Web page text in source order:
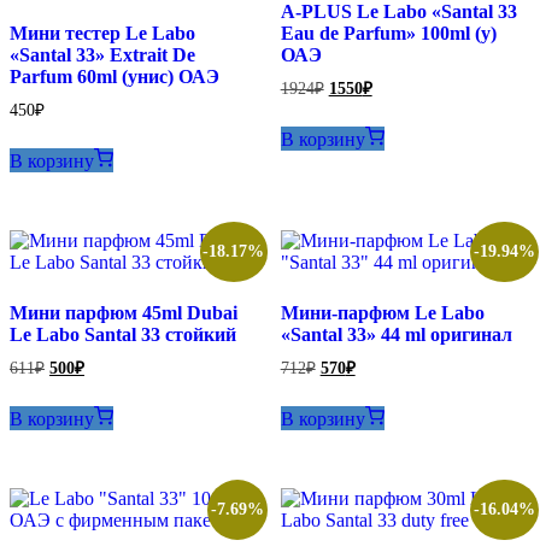
Мини тестер Le Labo
«Santal 33» Extrait De
Parfum 60ml (унис) ОАЭ
450₽
В корзину
A-PLUS Le Labo «Santal 33
Eau de Parfum» 100ml (у)
ОАЭ
1924₽ Первоначальная
составляла
1924₽.
1550₽Текущая
1550₽.
В корзину
-18.17%
Мини парфюм 45ml Dubai
Le Labo Santal 33 стойкий
611₽ Первоначальная
611₽.
500₽Текущая
500₽.
В корзину
-19.94%
Мини-парфюм Le Labo
«Santal 33» 44 ml оригинал
712₽ Первоначальная
712₽.
570₽Текущая
570₽.
В корзину
-7.69% -16.04%